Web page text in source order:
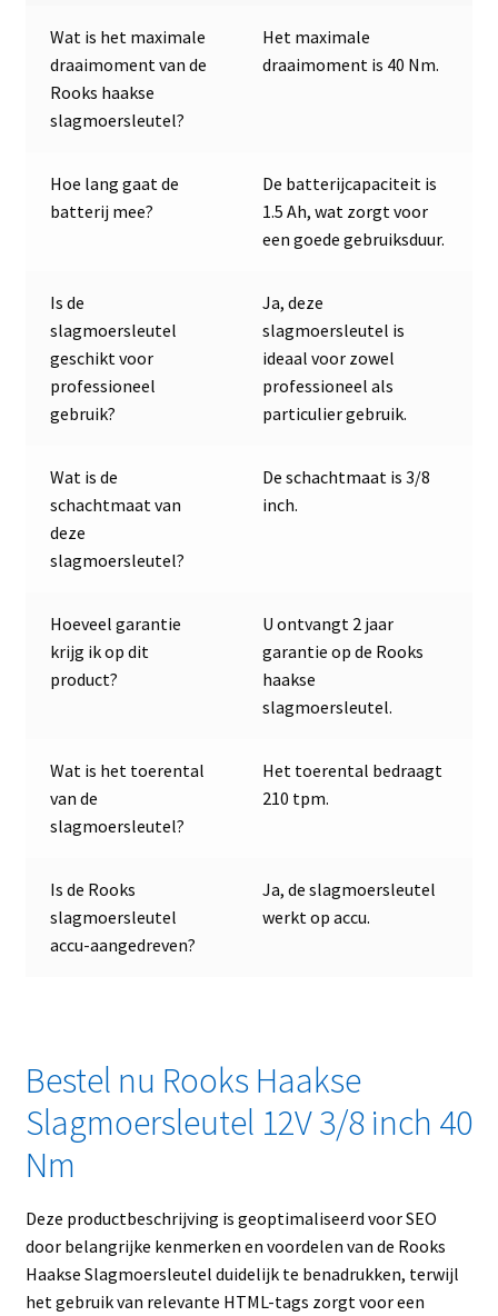
Wat is het maximale
draaimoment van de
Rooks haakse
slagmoersleutel?
Het maximale
draaimoment is 40 Nm.
Hoe lang gaat de
batterij mee?
De batterijcapaciteit is
1.5 Ah, wat zorgt voor
een goede gebruiksduur.
Is de
slagmoersleutel
geschikt voor
professioneel
gebruik?
Ja, deze
slagmoersleutel is
ideaal voor zowel
professioneel als
particulier gebruik.
Wat is de
schachtmaat van
deze
slagmoersleutel?
De schachtmaat is 3/8
inch.
Hoeveel garantie
krijg ik op dit
product?
U ontvangt 2 jaar
garantie op de Rooks
haakse
slagmoersleutel.
Wat is het toerental
van de
slagmoersleutel?
Het toerental bedraagt
210 tpm.
Is de Rooks
slagmoersleutel
accu-aangedreven?
Ja, de slagmoersleutel
werkt op accu.
Bestel nu Rooks Haakse
Slagmoersleutel 12V 3/8 inch 40
Nm
Deze productbeschrijving is geoptimaliseerd voor SEO
door belangrijke kenmerken en voordelen van de Rooks
Haakse Slagmoersleutel duidelijk te benadrukken, terwijl
het gebruik van relevante HTML-tags zorgt voor een